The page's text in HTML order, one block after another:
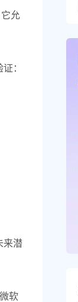
允
：
来潜
软